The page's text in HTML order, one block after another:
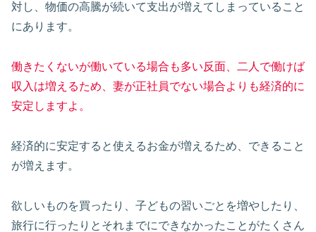
対し、物価の高騰が続いて支出が増えてしまっていること
にあります。
働きたくないが働いている場合も多い反面、二人で働けば
収入は増えるため、妻が正社員でない場合よりも経済的に
安定しますよ。
経済的に安定すると使えるお金が増えるため、できること
が増えます。
欲しいものを買ったり、子どもの習いごとを増やしたり、
旅行に行ったりとそれまでにできなかったことがたくさん